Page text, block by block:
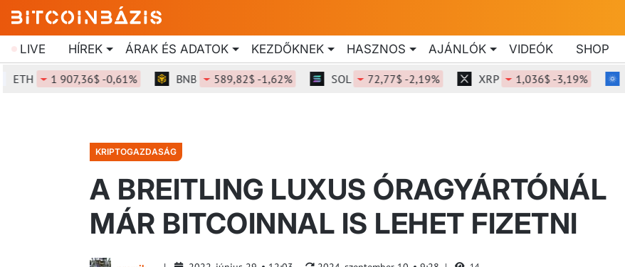
LIVE HÍREK ÁRAK ÉS ADATOK KEZDŐKNEK HASZNOS AJÁNLÓK VIDEÓK SHOP
1 907,36$ -0,61% BNB 589,82$ -1,62% SOL 72,77$ -2,19% XRP 1,036$ -3,19% ADA
KRIPTOGAZDASÁG
A BREITLING LUXUS ÓRAGYÁRTÓNÁL
MÁR BITCOINNAL IS LEHET FIZETNI